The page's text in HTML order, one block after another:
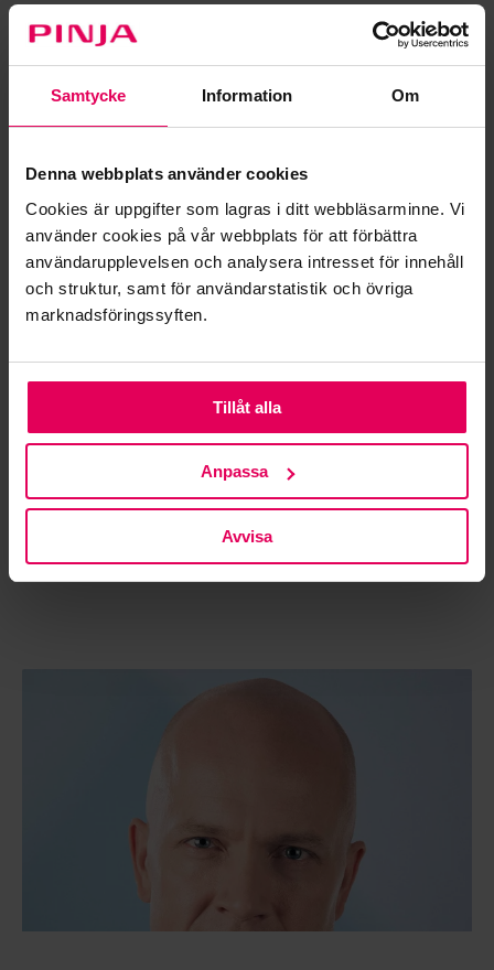
Samtycke Information Om
Denna webbplats använder cookies
Cookies är uppgifter som lagras i ditt webbläsarminne. Vi
använder cookies på vår webbplats för att förbättra
användarupplevelsen och analysera intresset för innehåll
och struktur, samt för användarstatistik och övriga
marknadsföringssyften.
Tillåt alla
Anpassa
Avvisa
Pinja 2024-10-03 09:00
Kalavapriikki stärker sin produktion
med Pinjas system för
LÄS MER